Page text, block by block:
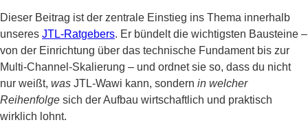
Dieser Beitrag ist der zentrale Einstieg ins Thema innerhalb
unseres JTL-Ratgebers. Er bündelt die wichtigsten Bausteine –
von der Einrichtung über das technische Fundament bis zur
Multi-Channel-Skalierung – und ordnet sie so, dass du nicht
nur weißt, was JTL-Wawi kann, sondern in welcher
Reihenfolge sich der Aufbau wirtschaftlich und praktisch
wirklich lohnt.